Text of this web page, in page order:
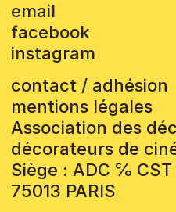
email
facebook
instagram
contact / adhésion
mentions légales
Association des
décorateurs de
Siège : ADC ℅
75013 PARIS